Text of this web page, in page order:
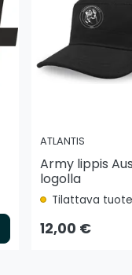
koriin
ATLANTIS
Army lippis
logolla
Tilattava tuote
12,00 €